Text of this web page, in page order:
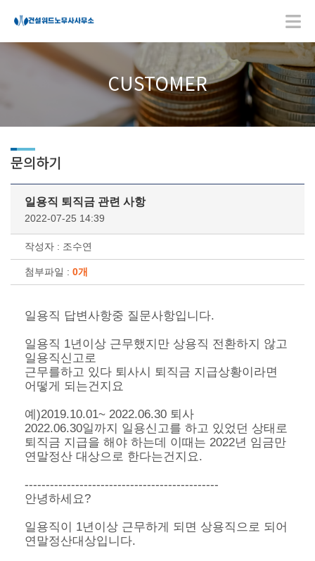
CUSTOMER
문의하기
일용직 퇴직금 관련 사항
2022-07-25 14:39
작성자 : 조수연
첨부파일 : 0개
일용직 답변사항중 질문사항입니다.
일용직 1년이상 근무했지만 상용직 전환하지 않고
일용직신고로
근무를하고 있다 퇴사시 퇴직금 지급상황이라면
어떻게 되는건지요
예)2019.10.01~ 2022.06.30 퇴사
2022.06.30일까지 일용신고를 하고 있었던 상태로
퇴직금 지급을 해야 하는데 이때는 2022년 임금만
연말정산 대상으로 한다는건지요.
----------------------------------------------
안녕하세요?
일용직이 1년이상 근무하게 되면 상용직으로 되어
연말정산대상입니다.